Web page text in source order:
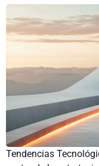
Tendencias